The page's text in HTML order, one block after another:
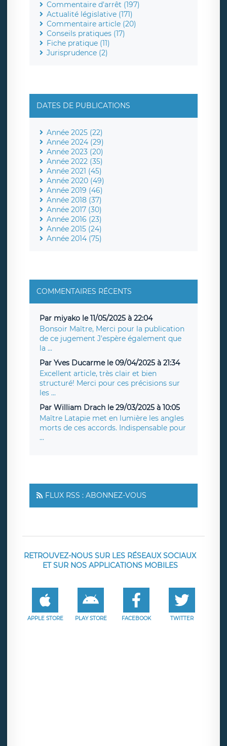
Commentaire d'arrêt (197)
Actualité législative (171)
Commentaire article (20)
Conseils pratiques (17)
Fiche pratique (11)
Jurisprudence (2)
DATES DE PUBLICATIONS
Année 2025 (22)
Année 2024 (29)
Année 2023 (20)
Année 2022 (35)
Année 2021 (45)
Année 2020 (49)
Année 2019 (46)
Année 2018 (37)
Année 2017 (30)
Année 2016 (23)
Année 2015 (24)
Année 2014 (75)
COMMENTAIRES RÉCENTS
Par miyako le 11/05/2025 à 22:04
Bonsoir Maître, Merci pour la publication
de ce jugement J'espère également que
la ...
Par Yves Ducarme le 09/04/2025 à 21:34
Excellent article, très clair et bien
structuré! Merci pour ces précisions sur
les ...
Par William Drach le 29/03/2025 à 10:05
Maître Latapie met en lumière les angles
morts de ces accords. Indispensable pour
...
FLUX RSS : ABONNEZ-VOUS
RETROUVEZ-NOUS SUR LES RÉSEAUX SOCIAUX
ET SUR NOS APPLICATIONS MOBILES
APPLE STORE PLAY STORE FACEBOOK TWITTER